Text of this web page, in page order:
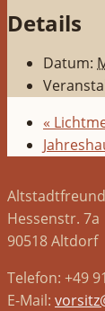
Details
Datum:
«
Hessenstr. 7a
90518 Altdorf
Telefon: +49
E-Mail: